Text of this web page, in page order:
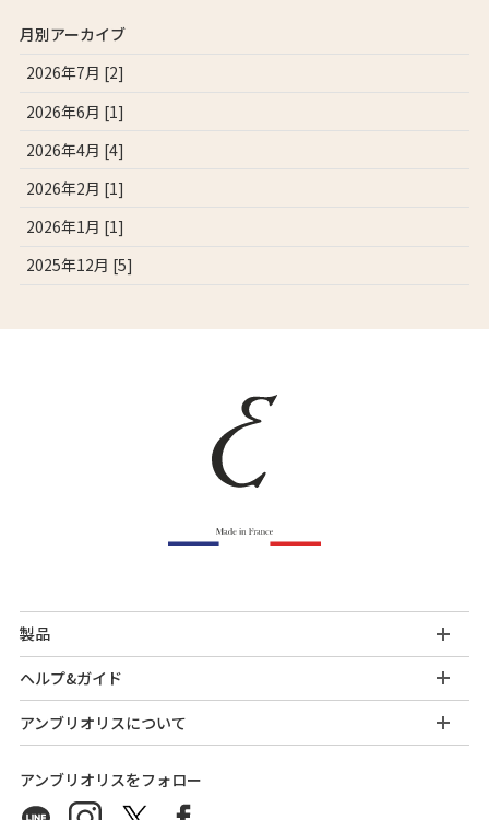
月別アーカイブ
2026年7月 [2]
2026年6月 [1]
2026年4月 [4]
2026年2月 [1]
2026年1月 [1]
2025年12月 [5]
製品
ヘルプ&ガイド
アンブリオリスについて
アンブリオリスをフォロー